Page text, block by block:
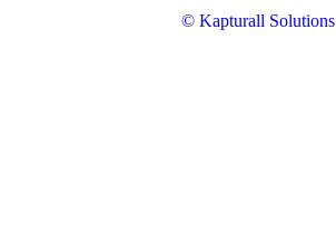
© Kapturall Solutions